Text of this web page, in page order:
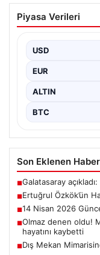
Ertuğrul
İfade Verme
soruşturma
Piyasa Verileri
USD
EUR
ALTIN
BTC
Son Eklenen
■Galatasaray
■Ertuğrul Özkök’ün
■14 Nisan 2026
■Olmaz denen oldu!
hayatını kaybetti
■Dış Mekan